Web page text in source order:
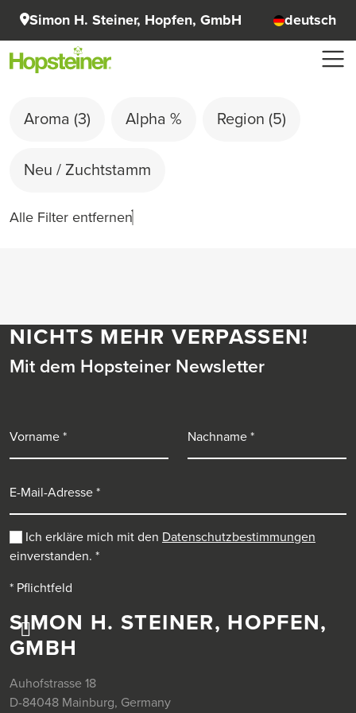
Simon H. Steiner, Hopfen, GmbH deutsch
Aroma (3) Alpha % Region (5)
Neu / Zuchtstamm
Alle Filter entfernen
SIMON H. STEINER, HOPFEN,
GMBH
Auhofstrasse 18
D-84048 Mainburg, Germany
NICHTS MEHR VERPASSEN!
Mit dem Hopsteiner Newsletter
Ich erkläre mich mit den Datenschutzbestimmungen
einverstanden. *
* Pflichtfeld